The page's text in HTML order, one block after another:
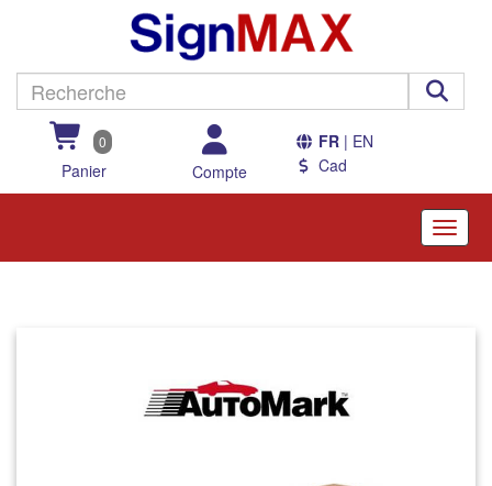
0
Panier Compte
FR| EN
Cad
Toggle